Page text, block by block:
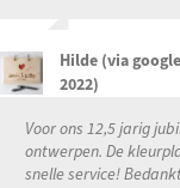
Hilde (via
2022)
Voor ons 12,5 jarig
ontwerpen. De
snelle service!